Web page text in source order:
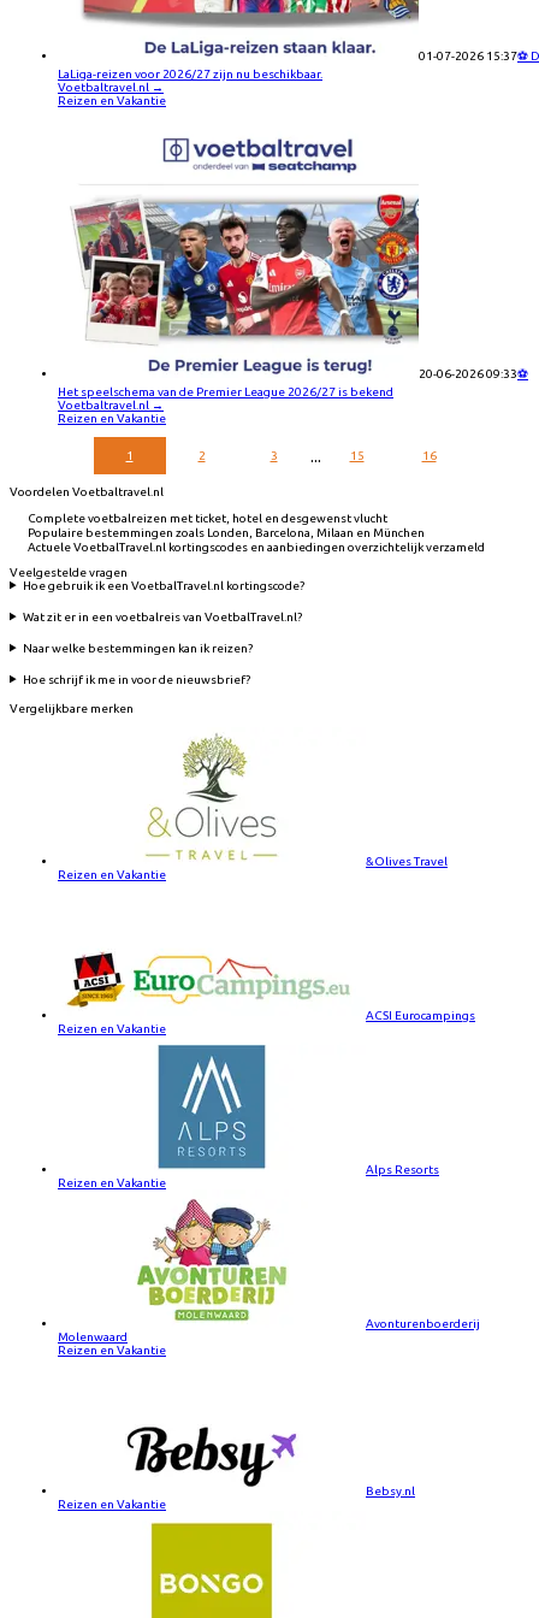
01-07-2026 15:37⚽
LaLiga-reizen voor 2026/27 zijn nu beschikbaar.
Voetbaltravel.nl →
Reizen en Vakantie
20-06-2026 09:33⚽
Het speelschema van de Premier League 2026/27 is bekend
Voetbaltravel.nl →
Reizen en Vakantie
1 2 3 ... 15 16
Voordelen Voetbaltravel.nl
Complete voetbalreizen met ticket, hotel en desgewenst vlucht
Populaire bestemmingen zoals Londen, Barcelona, Milaan en München
Actuele VoetbalTravel.nl kortingscodes en aanbiedingen overzichtelijk verzameld
Veelgestelde vragen
Hoe gebruik ik een VoetbalTravel.nl kortingscode?
Wat zit er in een voetbalreis van VoetbalTravel.nl?
Naar welke bestemmingen kan ik reizen?
Hoe schrijf ik me in voor de nieuwsbrief?
Vergelijkbare merken
&Olives Travel
Reizen en Vakantie
ACSI Eurocampings
Reizen en Vakantie
Alps Resorts
Reizen en Vakantie
Avonturenboerderij
Molenwaard
Reizen en Vakantie
Bebsy.nl
Reizen en Vakantie